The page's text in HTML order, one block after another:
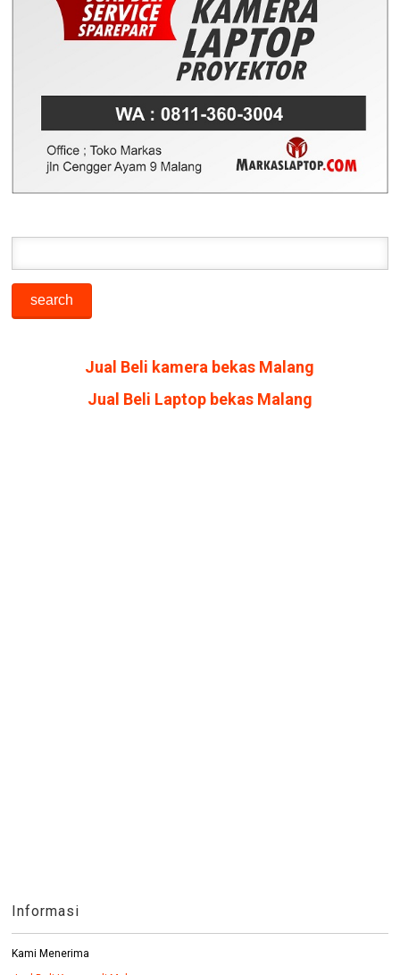
Jual Beli kamera bekas Malang
Jual Beli Laptop bekas Malang
Informasi
Kami Menerima